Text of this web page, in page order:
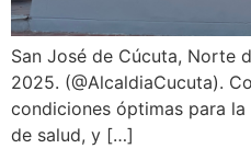
San José de Cúcuta, Norte
2025. (@AlcaldiaCucuta).
condiciones óptimas para
de salud, y […]